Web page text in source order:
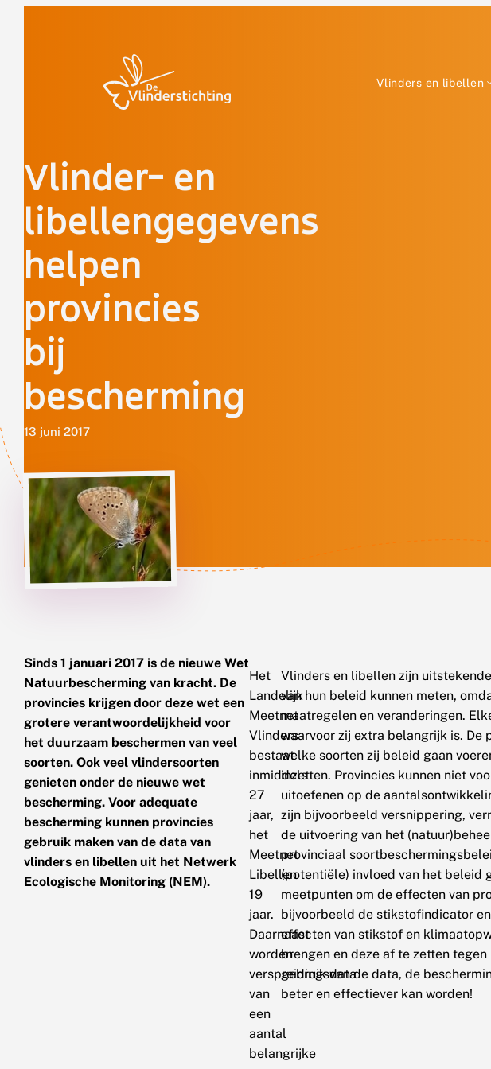
Vlinders en libellen
Vlinder- en
libellengegevens
helpen
provincies
bij
bescherming
13 juni 2017
Sinds 1 januari 2017 is de nieuwe Wet
Natuurbescherming van kracht. De
provincies krijgen door deze wet een
grotere verantwoordelijkheid voor
het duurzaam beschermen van veel
soorten. Ook veel vlindersoorten
genieten onder de nieuwe wet
bescherming. Voor adequate
bescherming kunnen provincies
gebruik maken van de data van
vlinders en libellen uit het Netwerk
Ecologische Monitoring (NEM).
Het
Landelijk
Meetnet
Vlinders
bestaat
inmiddels
27
jaar,
het
Meetnet
Libellen
19
jaar.
Daarnaast
worden
verspreidingsdata
van
een
aantal
belangrijke
Vlinders en libellen zijn
van hun beleid kunnen meten,
maatregelen en veranderingen.
waarvoor zij extra belangrijk is. De
welke soorten zij beleid gaan
inzetten. Provincies kunnen niet
uitoefenen op de
zijn bijvoorbeeld versnippering,
de uitvoering van het
provinciaal
(potentiële) invloed van het beleid
meetpunten om de effecten van
bijvoorbeeld de stikstofindicator
effecten van stikstof en
brengen en deze af te zetten
gebruik van de data, de
beter en effectiever kan worden!